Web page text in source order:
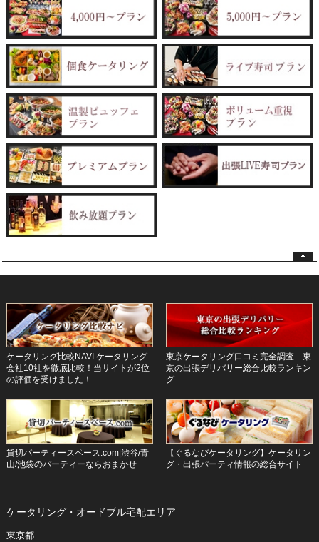
ケータリング比較NAVI ケータリング
会社10社を徹底比較！当サイトが2位
の評価を受けました！
東京ケータリング口コミ完全調査 東
京の出張デリバリー総合比較ランキン
グ
貸切パーティースペース.com|渋谷/青
山/池袋のパーティーならおまかせ
【ぐるなびケータリング】ケータリン
グ・出張パーティ情報の総合サイト
ケータリング・オードブル宅配エリア
東京都